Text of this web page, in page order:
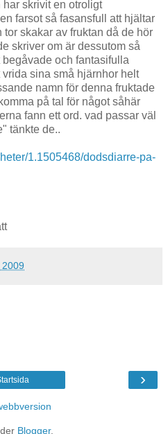
skrivit en otroligt
farsot så fasansfull att hjältar
skakar av fruktan då de hör
skriver om är dessutom så
och fantasifulla
sina små hjärnhor helt
namn för denna fruktade
på tal för något såhär
fann ett ord. vad passar väl
tänkte de..
1.1505468/dodsdiarre-pa-
›
Blogger.